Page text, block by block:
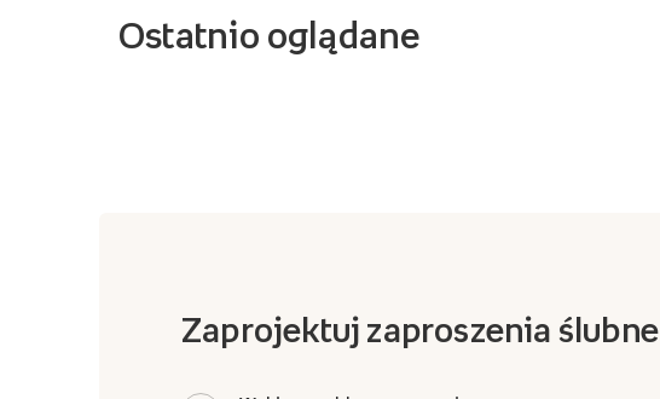
Ostatnio oglądane
Zaprojektuj zaproszenia ślubne